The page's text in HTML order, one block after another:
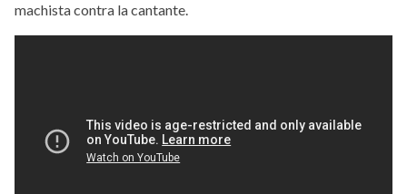
machista contra la cantante.